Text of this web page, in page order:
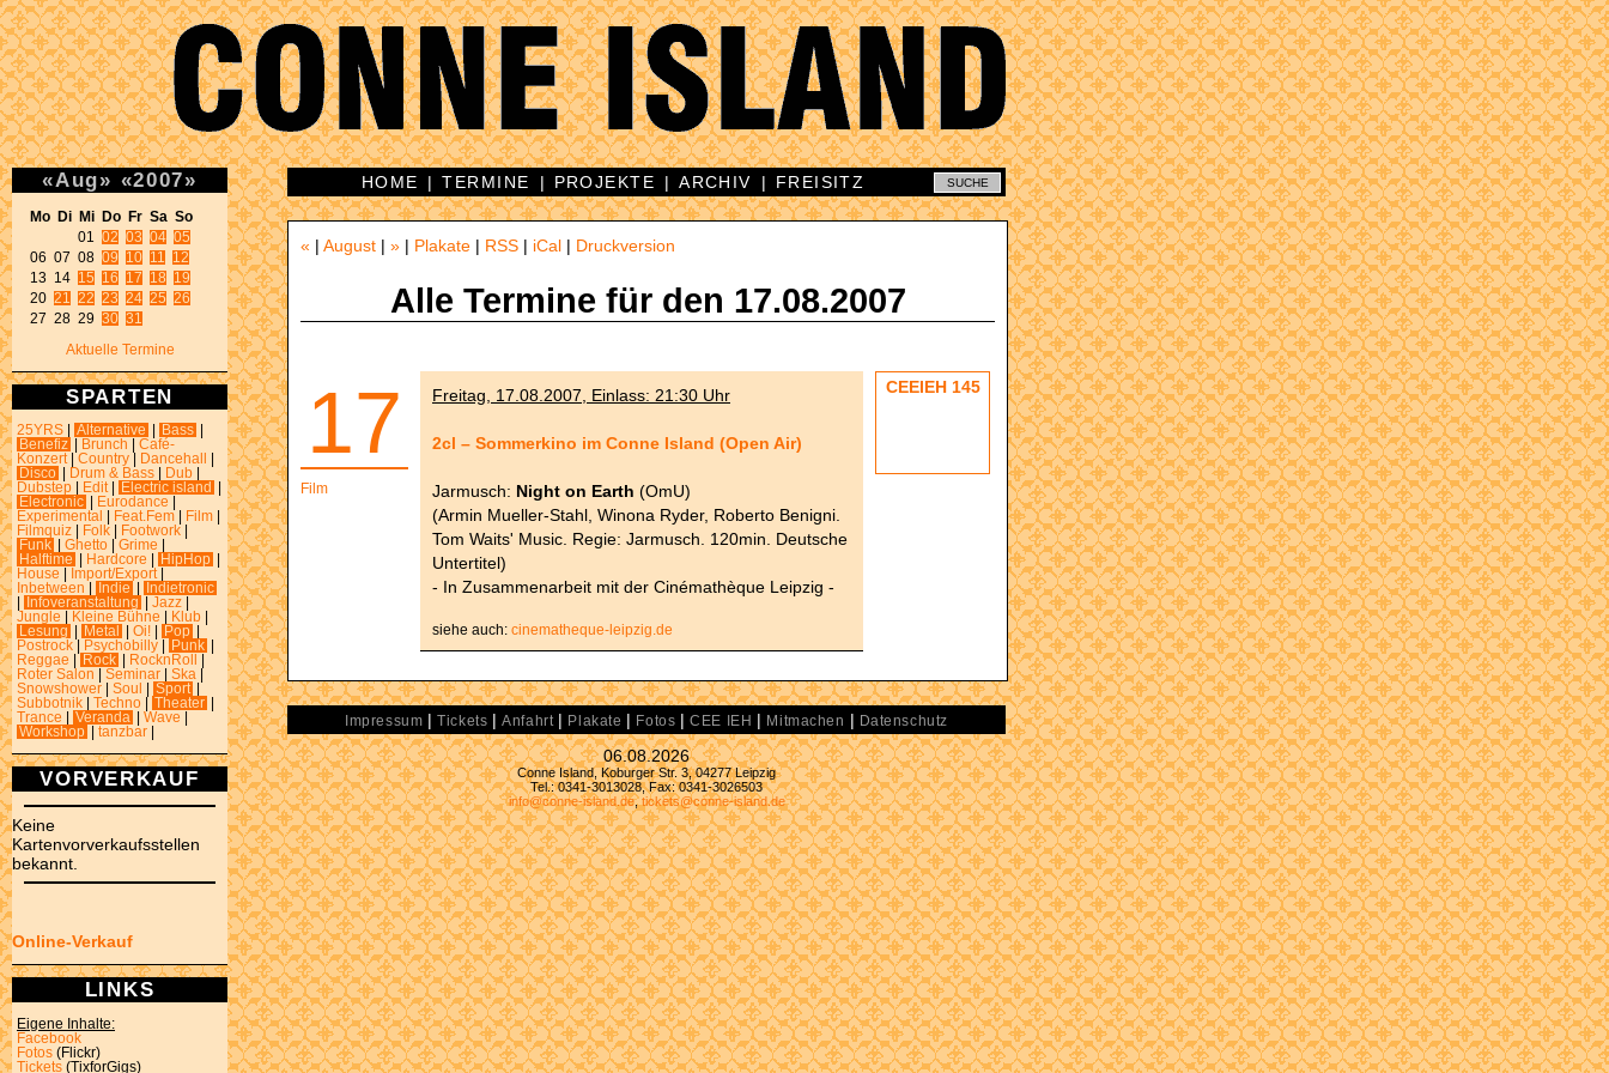
«Aug» «2007»
Mo Di Mi Do Fr Sa So
01 02 03 04 05
06 07 08 09 10 11
12
13 14 15 16 17 18
19
20 21 22 23 24 25 26
27 28 29 30 31
Aktuelle Termine
SPARTEN
25YRS Alternative Bass
Benefiz
Brunch
Café-
Konzert
Country Dancehall
Disco
Drum & Bass Dub
Dubstep
Edit Electric island
Electronic
Eurodance
Experimental
Feat.Fem Film
Filmquiz
Folk Footwork
Funk
Ghetto Grime
Halftime
Hardcore HipHop
House
Import/Export
Inbetween
Indie
Indietronic
Infoveranstaltung Jazz
Jungle
Kleine Bühne Klub
Lesung
Metal Oi! Pop
Postrock
Psychobilly Punk
Reggae
Rock RocknRoll
Roter Salon
Seminar Ska
Snowshower
Soul Sport
Subbotnik
Techno Theater
Trance
Veranda Wave
Workshop
tanzbar
VORVERKAUF
Keine
Kartenvorverkaufsstellen
bekannt.
Online-Verkauf
LINKS
Eigene Inhalte:
Facebook
Fotos (Flickr)
Tickets (TixforGigs)
HOME |TERMINE | PROJEKTE |ARCHIV | FREISITZ
« | August | » | Plakate | RSS | iCal | Druckversion
Alle Termine für den 17.08.2007
17
Film
CEEIEH 145
Freitag, 17.08.2007, Einlass: 21:30 Uhr
2cl – Sommerkino im Conne Island (Open Air)
Jarmusch: Night on Earth (OmU)
(Armin Mueller-Stahl, Winona Ryder, Roberto Benigni.
Tom Waits' Music. Regie: Jarmusch. 120min. Deutsche
Untertitel)
- In Zusammenarbeit mit der Cinémathèque Leipzig -
siehe auch: cinematheque-leipzig.de
Impressum |Tickets |Anfahrt | Plakate | Fotos |CEE IEH | Mitmachen | Datenschutz
06.08.2026
Conne Island, Koburger Str. 3, 04277 Leipzig
Tel.: 0341-3013028, Fax: 0341-3026503
info@conne-island.de,tickets@conne-island.de